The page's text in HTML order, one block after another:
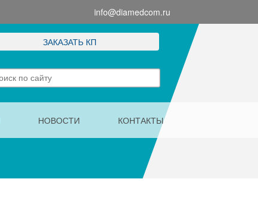
info@diamedcom.ru
ЗАКАЗАТЬ КП
НОВОСТИ КОНТАКТЫ